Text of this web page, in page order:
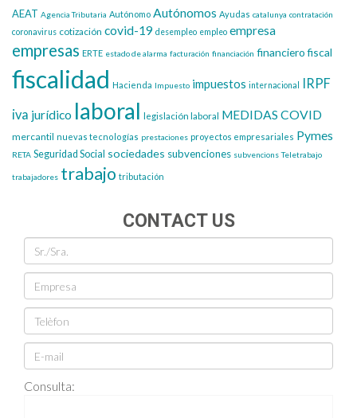
AEAT Agencia Tributaria Autónomo Autónomos Ayudas catalunya contratación
coronavirus cotización covid-19 desempleo empleo empresa
empresas ERTE estado de alarma facturación financiación financiero fiscal
fiscalidad Hacienda Impuesto impuestos internacional IRPF
iva jurídico laboral legislación laboral MEDIDAS COVID
mercantil nuevas tecnologías prestaciones proyectos empresariales Pymes
RETA Seguridad Social sociedades subvenciones subvencions Teletrabajo
trabajadores trabajo tributación
CONTACT US
Consulta: